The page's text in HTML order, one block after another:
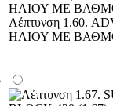
Λέπτυνση 1.60.
ΗΛΙΟΥ ΜΕ